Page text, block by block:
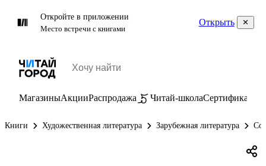
Откройте в приложении
Место встречи с книгами
Открыть
МагазиныАкцииРаспродажа Читай-школаСертификаты
Книги Художественная литература Зарубежная литература